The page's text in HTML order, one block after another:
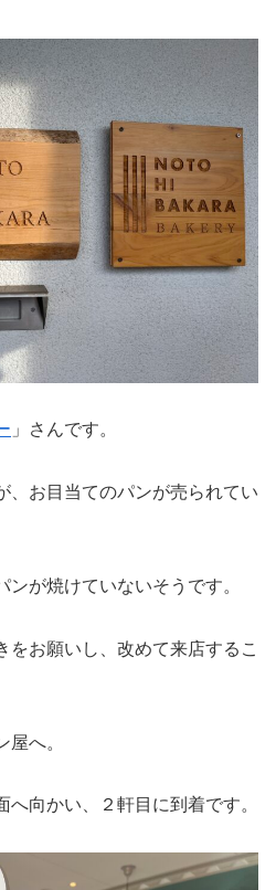
」さんです。
、お目当てのパンが売られてい
が焼けていないそうです。
をお願いし、改めて来店するこ
へ。
向かい、２軒目に到着です。